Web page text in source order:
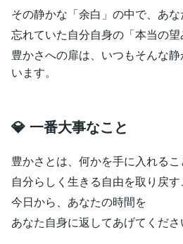
その静かな「余白」の中で、あな
忘れていた自分自身の「本当の望
豊かさへの扉は、いつもそんな
います。
💎 一番大事なこと
豊かさとは、何かを手に入れるこ
自分らしく生きる自由を取り戻す
今日から、あなたの時間を
あなた自身に返してあげてくださ